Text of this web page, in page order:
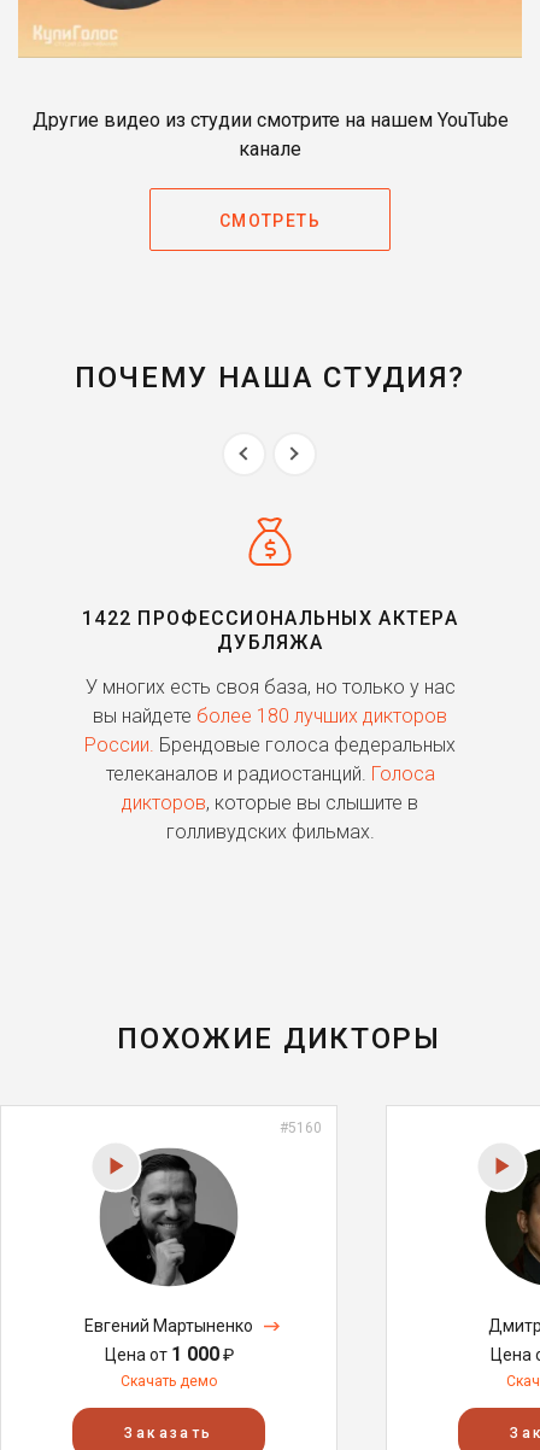
Другие видео из студии смотрите на нашем YouTube
канале
СМОТРЕТЬ
ПОЧЕМУ НАША СТУДИЯ?
1422 ПРОФЕССИОНАЛЬНЫХ АКТЕРА
ДУБЛЯЖА
У многих есть своя база, но только у нас
вы найдете более 180 лучших дикторов
России. Брендовые голоса федеральных
телеканалов и радиостанций. Голоса
дикторов, которые вы слышите в
голливудских фильмах.
ПОХОЖИЕ ДИКТОРЫ
#5160
Евгений Мартыненко
Цена от 1 000₽
Скачать демо
Заказать
Цена